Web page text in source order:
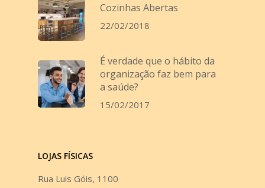
Cozinhas Abertas
22/02/2018
É verdade que o hábito da
organização faz bem para
a saúde?
15/02/2017
LOJAS FÍSICAS
Rua Luis Góis, 1100